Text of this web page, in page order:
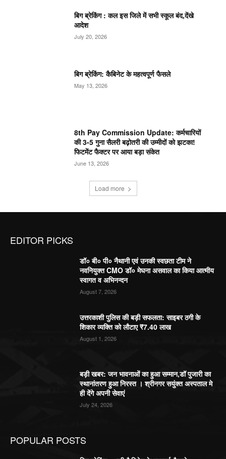
बिग ब्रेकिंग : कल इस जिले में सभी स्कूल बंद,देंखे
आदेश
July 20, 2026
बिग ब्रेकिंग: कैबिनेट के महत्वपूर्ण फैसले
May 13, 2026
8th Pay Commission Update: कर्मचारियों
की 3-5 गुना सैलरी बढ़ोतरी की उम्मीदों को झटका!
फिटमेंट फैक्टर पर आया बड़ा संकेत
June 13, 2026
Load more
EDITOR PICKS
डॉ० बी० पी० नैथानी एवं उनकी स्वछता टीम ने
नवनियुक्त CMO डॉ० मेघना असवाल का किया आत्मीय
स्वागत व अभिनन्दन
August 7, 2026
उत्तरकाशी पुलिस की बड़ी सफलता: साइबर ठगी के
शिकार व्यक्ति को लौटाए ₹7.40 लाख
August 1, 2026
बड़ी खबर: जन भावनाओं का हुआ सम्मान,डॉ पुजारी का
स्थानांतरण हुआ निरस्त । श्रीनगर सयुंक्त अस्पताल मे
ही देंगे अपनी सेवाएं
July 24, 2026
POPULAR POSTS